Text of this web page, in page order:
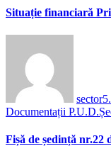
Situație financiară
Documentații P.U.D.
Fișă de ședință nr.22